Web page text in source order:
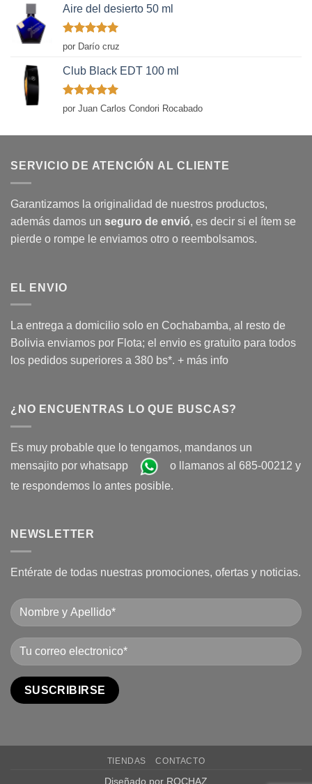
Aire del desierto 50 ml
Valorado
con
por Darío cruz
Club Black EDT 100 ml
Valorado
con
por Juan Carlos Condori Rocabado
SERVICIO DE ATENCIÓN AL CLIENTE
Garantizamos la originalidad de nuestros productos,
además damos un seguro de envió, es decir si el ítem se
pierde o rompe le enviamos otro o reembolsamos.
EL ENVIO
La entrega a domicilio solo en Cochabamba, al resto de
Bolivia enviamos por Flota; el envio es gratuito para todos
los pedidos superiores a 380 bs*. + más info
¿NO ENCUENTRAS LO QUE BUSCAS?
Es muy probable que lo tengamos, mandanos un
mensajito por whatsapp
o llamanos al 685-00212 y
te respondemos lo antes posible.
NEWSLETTER
Entérate de todas nuestras promociones, ofertas y noticias.
TIENDAS CONTACTO
Diseñado por ROCHAZ